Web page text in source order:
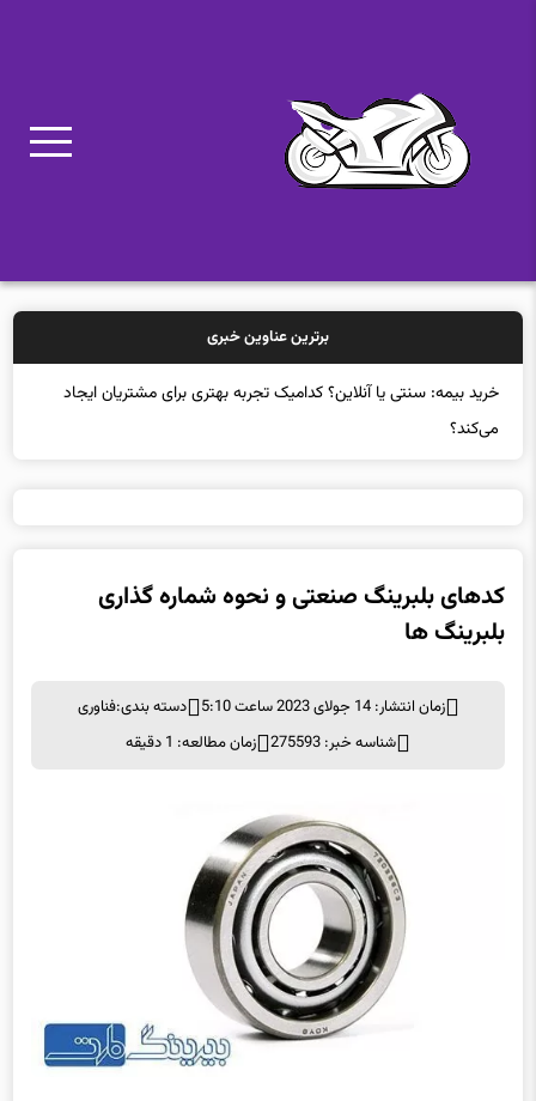
برترین عناوین خبری
خرید بیمه: سنتی یا آنلاین؟ کدامیک تجربه بهتری برای مشتریان ایجاد
می‌کند؟
کدهای بلبرینگ صنعتی و نحوه شماره گذاری
بلبرینگ ها
زمان انتشار: 14 جولای 2023 ساعت 5:10 دسته بندی:فناوری
شناسه خبر: 275593
زمان مطالعه: 1 دقیقه